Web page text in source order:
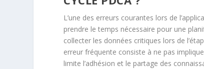
L’une des erreurs courantes lors de
prendre le temps nécessaire pour une
collecter les données critiques lors de
erreur fréquente consiste à ne pas
limite l’adhésion et le partage des